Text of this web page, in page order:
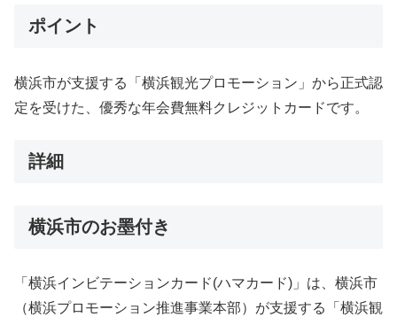
ポイント
横浜市が支援する「横浜観光プロモーション」から正式認
定を受けた、優秀な年会費無料クレジットカードです。
詳細
横浜市のお墨付き
「横浜インビテーションカード(ハマカード)」は、横浜市
（横浜プロモーション推進事業本部）が支援する「横浜観